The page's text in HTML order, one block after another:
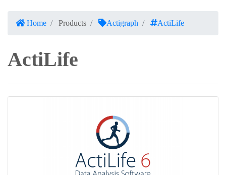
Home Products Actigraph ActiLife
ActiLife